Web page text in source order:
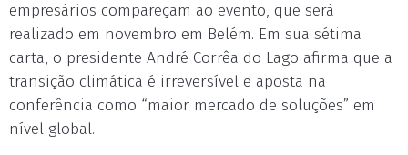
empresários compareçam ao evento, que será
realizado em novembro em Belém. Em sua sétima
carta, o presidente André Corrêa do Lago afirma que a
transição climática é irreversível e aposta na
conferência como “maior mercado de soluções” em
nível global.